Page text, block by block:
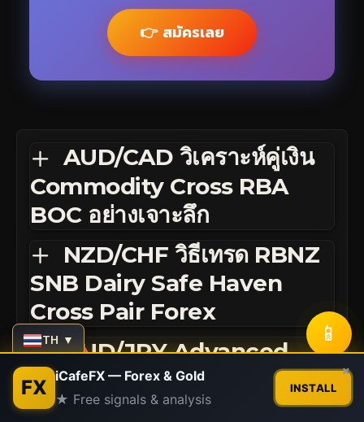
👉 สมัครเลย
AUD/CAD วิเคราะห์คู่เงิน
Commodity Cross RBA
BOC อย่างเจาะลึก
NZD/CHF วิธีเทรด RBNZ
SNB Dairy Safe Haven
Cross Pair Forex
AUD/JPY Advanced
เทคนิคเทรด RBA BOJ Iron
Ore Carry แบบเซียน
TH ▼ 📱
FX iCafeFX — Forex & Gold
★ Free signals & analysis
INSTALL
×
Contact us
Open